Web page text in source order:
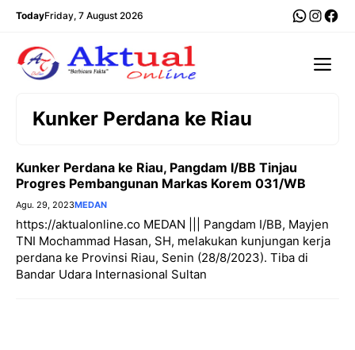
Langsung
TodayFriday, 7 August 2026
Kunker Perdana ke Riau
Kunker Perdana ke Riau, Pangdam I/BB Tinjau
Progres Pembangunan Markas Korem 031/WB
Agu. 29, 2023MEDAN
https://aktualonline.co MEDAN ||| Pangdam I/BB, Mayjen
TNI Mochammad Hasan, SH, melakukan kunjungan kerja
perdana ke Provinsi Riau, Senin (28/8/2023). Tiba di
Bandar Udara Internasional Sultan